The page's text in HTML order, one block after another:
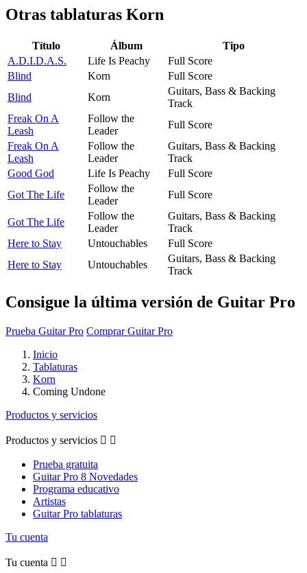
Otras tablaturas Korn
Título Álbum
Tipo
A.D.I.D.A.S.
Life Is Peachy
Full Score
Blind
Korn
Full Score
Blind
Korn
Guitars, Bass & Backing
Track
Freak On A
Leash
Follow the
Leader
Full Score
Freak On A
Leash
Follow the
Leader
Guitars, Bass & Backing
Track
Good God
Life Is Peachy
Full Score
Got The Life
Follow the
Leader
Full Score
Got The Life
Follow the
Leader
Guitars, Bass & Backing
Track
Here to Stay
Untouchables
Full Score
Here to Stay
Untouchables
Guitars, Bass & Backing
Track
Consigue la última versión de Guitar Pro
Prueba Guitar Pro Comprar Guitar Pro
Inicio
Tablaturas
Korn
Coming Undone
Productos y servicios
Productos y servicios  
Prueba gratuita
Guitar Pro 8 Novedades
Programa educativo
Artistas
Guitar Pro tablaturas
Tu cuenta
Tu cuenta  